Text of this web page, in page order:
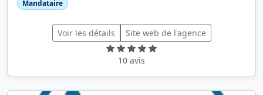
Mandataire
Voir les détails Site web de l'agence
10 avis